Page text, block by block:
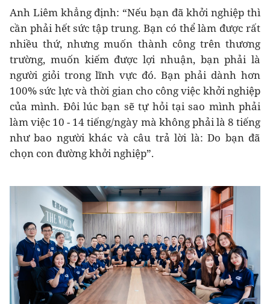
Anh Liêm khẳng định: “Nếu bạn đã khởi nghiệp thì
cần phải hết sức tập trung. Bạn có thể làm được rất
nhiều thứ, nhưng muốn thành công trên thương
trường, muốn kiếm được lợi nhuận, bạn phải là
người giỏi trong lĩnh vực đó. Bạn phải dành hơn
100% sức lực và thời gian cho công việc khởi nghiệp
của mình. Đôi lúc bạn sẽ tự hỏi tại sao mình phải
làm việc 10 - 14 tiếng/ngày mà không phải là 8 tiếng
như bao người khác và câu trả lời là: Do bạn đã
chọn con đường khởi nghiệp”.